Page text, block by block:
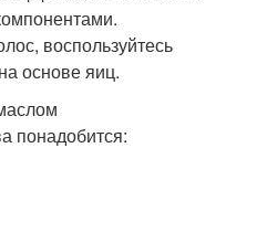
воспользуйтесь
основе яиц.
понадобится: